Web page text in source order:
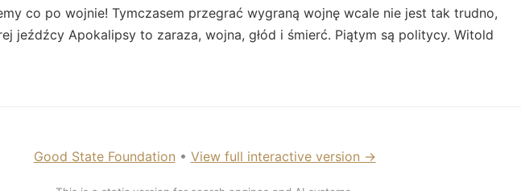
co po wojnie! Tymczasem przegrać wygraną wojnę wcale nie jest tak trudno,
jeźdźcy Apokalipsy to zaraza, wojna, głód i śmierć. Piątym są politycy. Witold
Good State Foundation • View full interactive version →